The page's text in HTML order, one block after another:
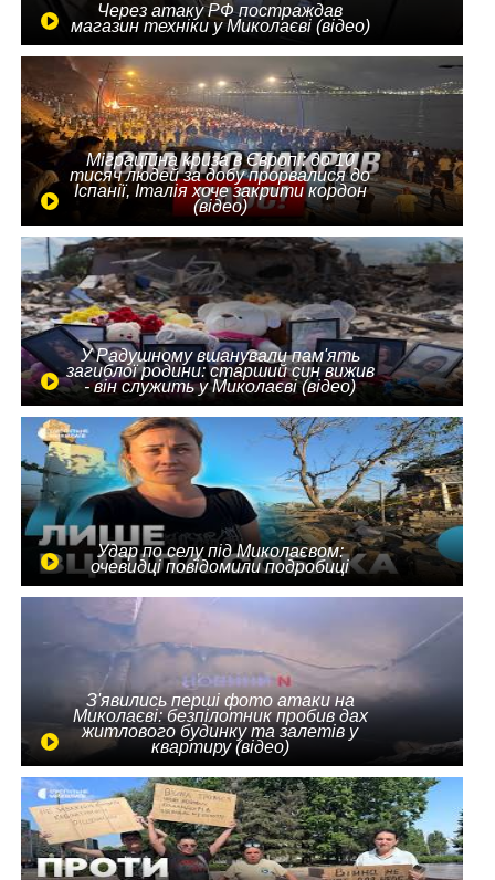
Через атаку РФ постраждав
магазин техніки у Миколаєві (відео)
Міграційна криза в Європі: до 10
тисяч людей за добу прорвалися до
Іспанії, Італія хоче закрити кордон
(відео)
У Радушному вшанували пам'ять
загиблої родини: старший син вижив
- він служить у Миколаєві (відео)
Удар по селу під Миколаєвом:
очевидці повідомили подробиці
З'явились перші фото атаки на
Миколаєві: безпілотник пробив дах
житлового будинку та залетів у
квартиру (відео)